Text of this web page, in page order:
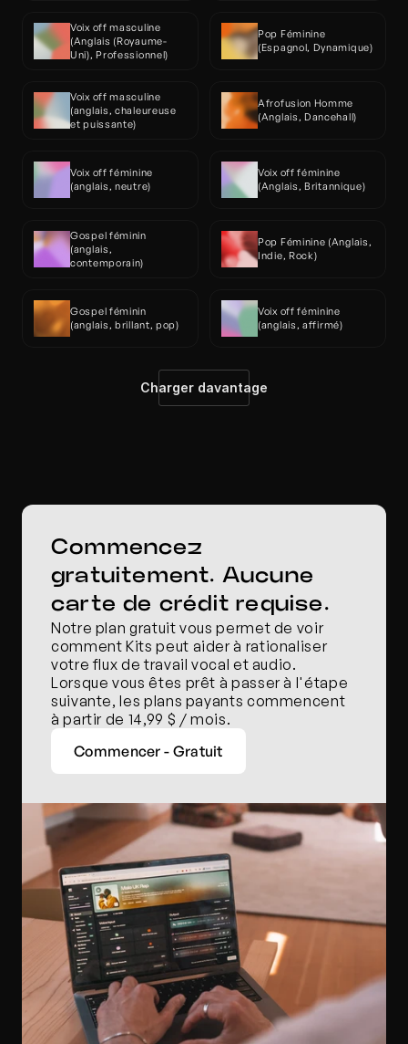
Voix off masculine
(Anglais (Royaume-
Uni), Professionnel)
Pop Féminine
(Espagnol, Dynamique)
Voix off masculine
(anglais, chaleureuse
et puissante)
Afrofusion Homme
(Anglais, Dancehall)
Voix off féminine
(anglais, neutre)
Voix off féminine
(Anglais, Britannique)
Gospel féminin
(anglais,
contemporain)
Pop Féminine (Anglais,
Indie, Rock)
Gospel féminin
(anglais, brillant, pop)
Voix off féminine
(anglais, affirmé)
Charger davantage
Commencez
gratuitement. Aucune
carte de crédit requise.
Notre plan gratuit vous permet de voir
comment Kits peut aider à rationaliser
votre flux de travail vocal et audio.
Lorsque vous êtes prêt à passer à l'étape
suivante, les plans payants commencent
à partir de 14,99 $ / mois.
Commencer - Gratuit